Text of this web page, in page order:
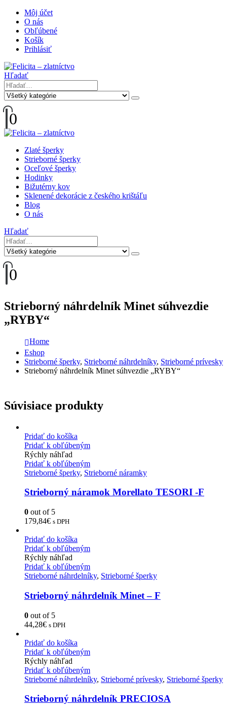
Môj účet
O nás
Obľúbené
Košík
Prihlásiť
Hľadať
0
Zlaté šperky
Strieborné šperky
Oceľové šperky
Hodinky
Bižutérny kov
Sklenené dekorácie z českého krištáľu
Blog
O nás
Hľadať
0
Strieborný náhrdelník Minet súhvezdie
„RYBY“
Home
Eshop
Strieborné šperky, Strieborné náhrdelníky, Strieborné prívesky
Strieborný náhrdelník Minet súhvezdie „RYBY“
Súvisiace produkty
Pridať do košíka
Pridať k obľúbeným
Rýchly náhľad
Pridať k obľúbeným
Strieborné šperky, Strieborné náramky
Strieborný náramok Morellato TESORI -F
0 out of 5
179,84€ s DPH
Pridať do košíka
Pridať k obľúbeným
Rýchly náhľad
Pridať k obľúbeným
Strieborné náhrdelníky, Strieborné šperky
Strieborný náhrdelník Minet – F
0 out of 5
44,28€ s DPH
Pridať do košíka
Pridať k obľúbeným
Rýchly náhľad
Pridať k obľúbeným
Strieborné náhrdelníky, Strieborné prívesky, Strieborné šperky
Strieborný náhrdelník PRECIOSA